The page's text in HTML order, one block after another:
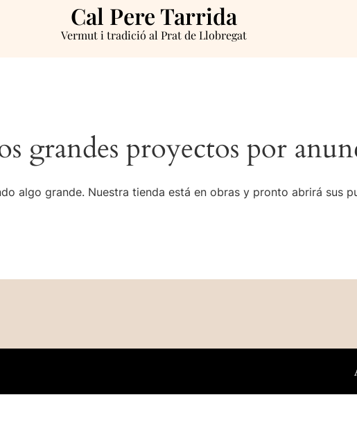
Cal Pere Tarrida
Vermut i tradició al Prat de Llobregat
grandes proyectos por
algo grande. Nuestra tienda está en obras y pronto abrirá sus